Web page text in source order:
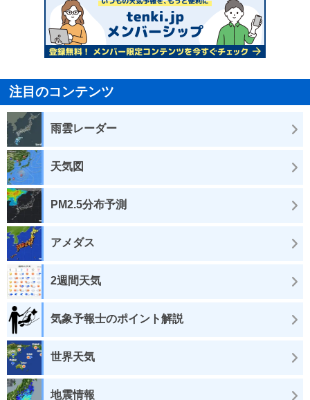
注目のコンテンツ
雨雲レーダー
天気図
PM2.5分布予測
アメダス
2週間天気
気象予報士のポイント解説
世界天気
地震情報